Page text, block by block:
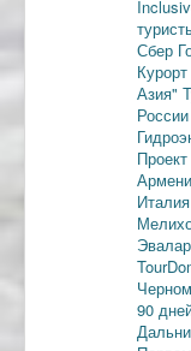
Сбер
Азия"
России
Италия
Эвалар
90